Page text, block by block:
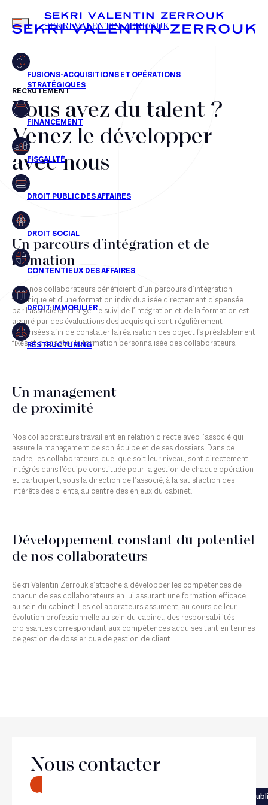
FR EN
MENU SEKRI VALENTIN ZERROUK
Fusions-acquisitions et opérations stratégiques
Financement
Fiscalité
Droit public des affaires
Droit social
Contentieux des affaires
Droit immobilier
Restructuring
RECRUTEMENT
Vous avez du talent ?
Venez le développer
avec nous
Un parcours d'intégration et de
formation
Tous nos collaborateurs bénéficient d’un parcours d’intégration
technique et d’une formation individualisée directement dispensée
par l’associé en charge. Le suivi de l’intégration et de la formation est
assuré par des évaluations des acquis qui sont régulièrement
organisées afin de constater la réalisation des objectifs préalablement
fixés et d’adapter la formation personnalisée des collaborateurs.
Un management
de proximité
Nos collaborateurs travaillent en relation directe avec l’associé qui
assure le management de son équipe et de ses dossiers. Dans ce
cadre, les collaborateurs, quel que soit leur niveau, sont directement
intégrés dans l’équipe constituée pour la gestion de chaque opération
et participent, sous la direction de l’associé, à la satisfaction des
intérêts des clients, au centre des enjeux du cabinet.
Développement constant du potentiel
de nos collaborateurs
Sekri Valentin Zerrouk s’attache à développer les compétences de
chacun de ses collaborateurs en lui assurant une formation efficace
au sein du cabinet. Les collaborateurs assument, au cours de leur
évolution professionnelle au sein du cabinet, des responsabilités
croissantes correspondant aux compétences acquises tant en termes
de gestion de dossier que de gestion de client.
Le cabinet
Droit
Nous contacter